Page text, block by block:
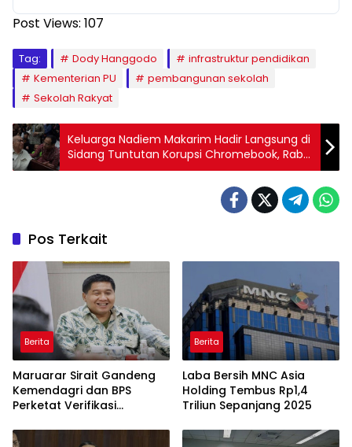
Post Views: 107
Tag: Dody Hanggodo
infrastruktur pendidikan
Kementerian PU
pembangunan sekolah
Sekolah Rakyat
Keluarga Nadiem Makarim Hadir Langsung di
Sidang Tuntutan Korupsi Chromebook, Rabu
13 Mei 2026
Pos Terkait
Berita
Maruarar Sirait Gandeng
Kemendagri dan BPS
Perketat Verifikasi
Rumah BSPS
Berita
Laba Bersih MNC Asia
Holding Tembus Rp1,4
Triliun Sepanjang 2025